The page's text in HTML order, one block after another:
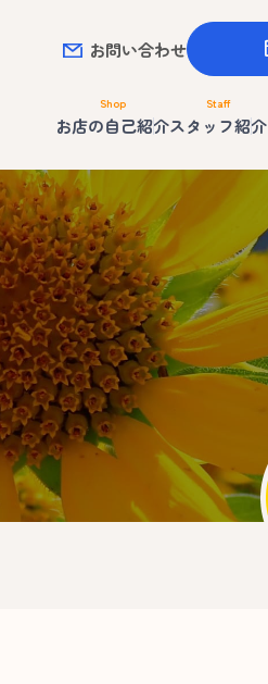
お問い合わせ
Shop
お店の自己紹介
Staff
スタッフ紹介